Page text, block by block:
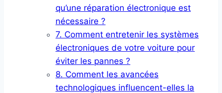
qu’une réparation électronique est
nécessaire ?
7. Comment entretenir les systèmes
électroniques de votre voiture pour
éviter les pannes ?
8. Comment les avancées
technologiques influencent-elles la